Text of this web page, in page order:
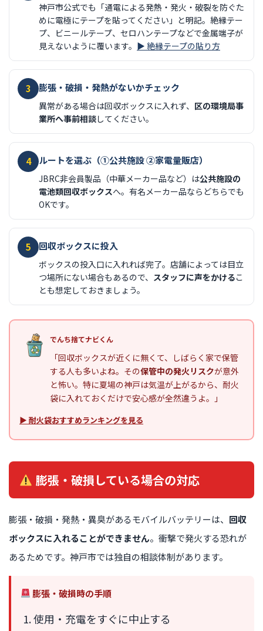
神戸市公式でも「通電による発熱・発火・破裂を防ぐた
めに電極にテープを貼ってください」と明記。絶縁テー
プ、ビニールテープ、セロハンテープなどで金属端子が
見えないように覆います。 ▶ 絶縁テープの貼り方
3 膨張・破損・発熱がないかチェック
異常がある場合は回収ボックスに入れず、 区の環境局事
業所へ事前相談してください。
4 ルートを選ぶ（①公共施設 ②家電量販店）
JBRC非会員製品（中華メーカー品など）は公共施設の
電池類回収ボックスへ。有名メーカー品ならどちらでも
OKです。
5 回収ボックスに投入
ボックスの投入口に入れれば完了。店舗によっては目立
つ場所にない場合もあるので、 スタッフに声をかけるこ
とも想定しておきましょう。
でんち捨てナビくん
「回収ボックスが近くに無くて、しばらく家で保管
する人も多いよね。その保管中の発火リスクが意外
と怖い。特に夏場の神戸は気温が上がるから、耐火
袋に入れておくだけで安心感が全然違うよ。」
▶ 耐火袋おすすめランキングを見る
膨張・破損している場合の対応
膨張・破損・発熱・異臭があるモバイルバッテリーは、 回収
ボックスに入れることができません。衝撃で発火する恐れが
あるためです。神戸市では独自の相談体制があります。
膨張・破損時の手順
使用・充電をすぐに中止する